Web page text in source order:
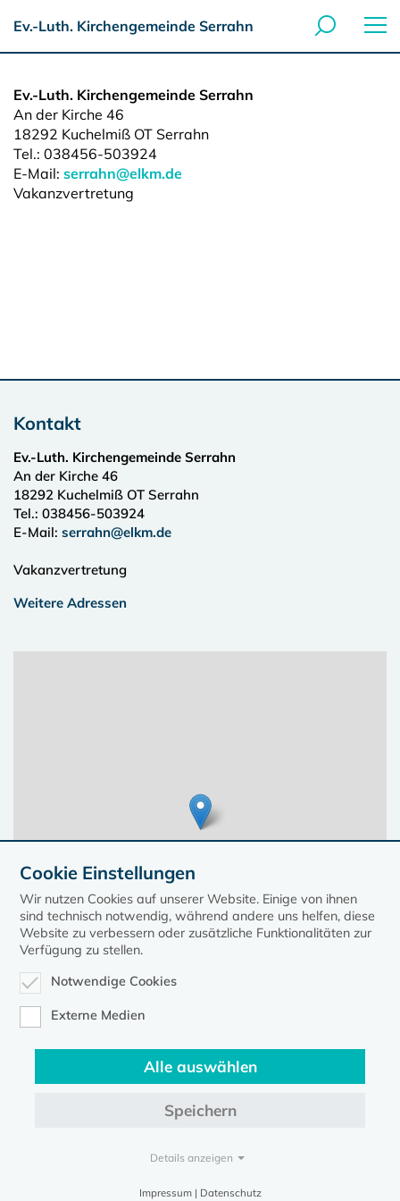
Ev.-Luth. Kirchengemeinde Serrahn
Ev.-Luth. Kirchengemeinde Serrahn
An der Kirche 46
18292 Kuchelmiß OT Serrahn
Tel.: 038456-503924
E-Mail: serrahn@elkm.de
Vakanzvertretung
Kontakt
Ev.-Luth. Kirchengemeinde Serrahn
An der Kirche 46
18292 Kuchelmiß OT Serrahn
Tel.: 038456-503924
E-Mail: serrahn@elkm.de
Vakanzvertretung
Weitere Adressen
Diese Seite gehört zum Portalkirche-mv.de
Evangelische Kirche in Mecklenburg-Vorpommern © 2026
Cookie Einstellungen
Wir nutzen Cookies auf unserer Website. Einige von ihnen
sind technisch notwendig, während andere uns helfen, diese
Website zu verbessern oder zusätzliche Funktionalitäten zur
Verfügung zu stellen.
Notwendige Cookies
Externe Medien
Alle auswählen
Speichern
Details anzeigen
Impressum | Datenschutz